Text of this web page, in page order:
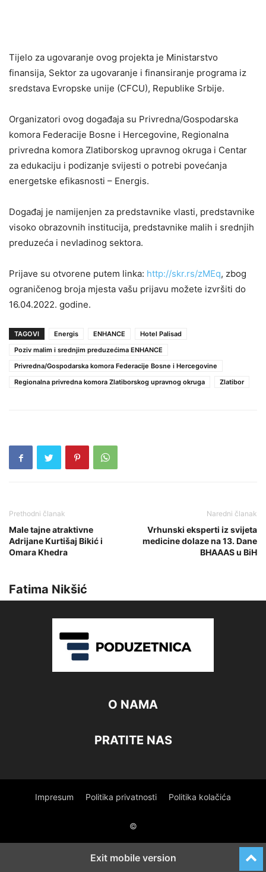
Tijelo za ugovaranje ovog projekta je Ministarstvo
finansija, Sektor za ugovaranje i finansiranje programa iz
sredstava Evropske unije (CFCU), Republike Srbije.
Organizatori ovog događaja su Privredna/Gospodarska
komora Federacije Bosne i Hercegovine, Regionalna
privredna komora Zlatiborskog upravnog okruga i Centar
za edukaciju i podizanje svijesti o potrebi povećanja
energetske efikasnosti – Energis.
Događaj je namijenjen za predstavnike vlasti, predstavnike
visoko obrazovnih institucija, predstavnike malih i srednjih
preduzeća i nevladinog sektora.
Prijave su otvorene putem linka: http://skr.rs/zMEq, zbog
ograničenog broja mjesta vašu prijavu možete izvršiti do
16.04.2022. godine.
TAGOVI Energis ENHANCE
Hotel Palisad
Poziv malim i srednjim preduzećima ENHANCE
Privredna/Gospodarska komora Federacije Bosne i Hercegovine
Regionalna privredna komora Zlatiborskog upravnog okruga
Zlatibor
Prethodni članak
Male tajne atraktivne
Adrijane Kurtišaj Bikić i
Omara Khedra
Naredni članak
Vrhunski eksperti iz svijeta
medicine dolaze na 13. Dane
BHAAAS u BiH
Fatima Nikšić
O NAMA
PRATITE NAS
Impresum Politika privatnosti Politika kolačića
©
Exit mobile version